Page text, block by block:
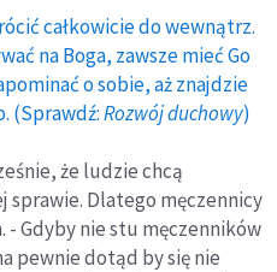
całkowicie do wewnątrz.
na Boga, zawsze mieć Go
o sobie, aż znajdzie
(Sprawdź:Rozwój duchowy)
że ludzie chcą
sprawie. Dlatego męczennicy
- Gdyby nie stu męczenników
pewnie dotąd by się nie